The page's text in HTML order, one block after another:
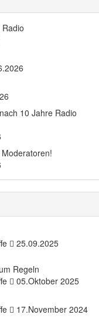
10 Jahre Radio
25.09.2025
Regeln
05.Oktober 2025
17.November 2024